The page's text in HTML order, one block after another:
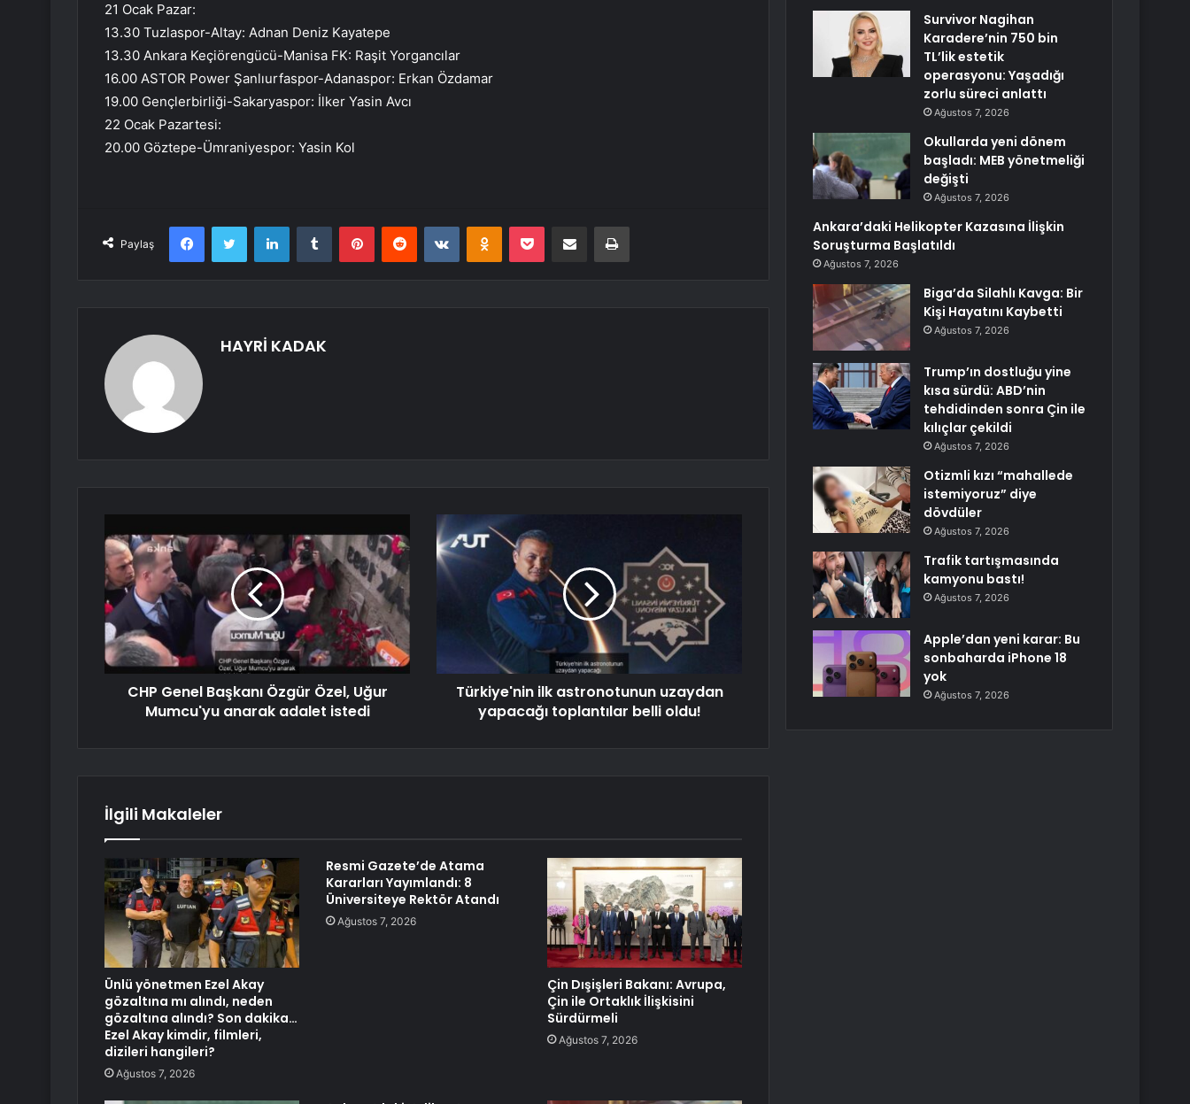
21 Ocak Pazar:
13.30 Tuzlaspor-Altay: Adnan Deniz Kayatepe
13.30 Ankara Keçiörengücü-Manisa FK: Raşit Yorgancılar
16.00 ASTOR Power Şanlıurfaspor-Adanaspor: Erkan Özdamar
19.00 Gençlerbirliği-Sakaryaspor: İlker Yasin Avcı
22 Ocak Pazartesi:
20.00 Göztepe-Ümraniyespor: Yasin Kol
Paylaş
FacebookTwitter LinkedInTumblr PinterestReddit VKontakteOdnoklassniki
Pocket E-Posta ile paylaş Yazdır
HAYRİ KADAK
CHP Genel Başkanı Özgür Özel, Uğur
Mumcu'yu anarak adalet istedi
Türkiye'nin ilk astronotunun uzaydan
yapacağı toplantılar belli oldu!
İlgili Makaleler
Ünlü yönetmen Ezel Akay
gözaltına mı alındı, neden
gözaltına alındı? Son dakika…
Ezel Akay kimdir, filmleri,
dizileri hangileri?
Ağustos 7, 2026
Resmi Gazete’de Atama
Kararları Yayımlandı: 8
Üniversiteye Rektör Atandı
Ağustos 7, 2026
Çin Dışişleri Bakanı: Avrupa,
Çin ile Ortaklık İlişkisini
Sürdürmeli
Ağustos 7, 2026
Survivor Nagihan
Karadere’nin 750 bin
TL’lik estetik
operasyonu: Yaşadığı
zorlu süreci anlattı
Ağustos 7, 2026
Okullarda yeni dönem
başladı: MEB yönetmeliği
değişti
Ağustos 7, 2026
Ankara’daki Helikopter Kazasına İlişkin
Soruşturma Başlatıldı
Ağustos 7, 2026
Biga’da Silahlı Kavga: Bir
Kişi Hayatını Kaybetti
Ağustos 7, 2026
Trump’ın dostluğu yine
kısa sürdü: ABD’nin
tehdidinden sonra Çin ile
kılıçlar çekildi
Ağustos 7, 2026
Otizmli kızı “mahallede
istemiyoruz” diye
dövdüler
Ağustos 7, 2026
Trafik tartışmasında
kamyonu bastı!
Ağustos 7, 2026
Apple’dan yeni karar: Bu
sonbaharda iPhone 18
yok
Ağustos 7, 2026